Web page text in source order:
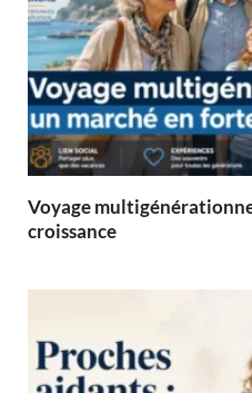
Voyage
croissance